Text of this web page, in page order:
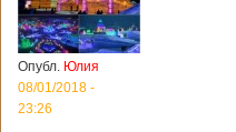
Опубл. Юлия
08/01/2018 -
23:26